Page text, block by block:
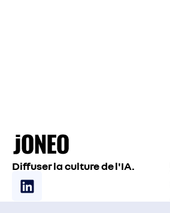
Diffuser la culture de l'IA.